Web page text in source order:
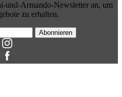
und-Armando-Newsletter an, um
zu erhalten.
Abonnieren